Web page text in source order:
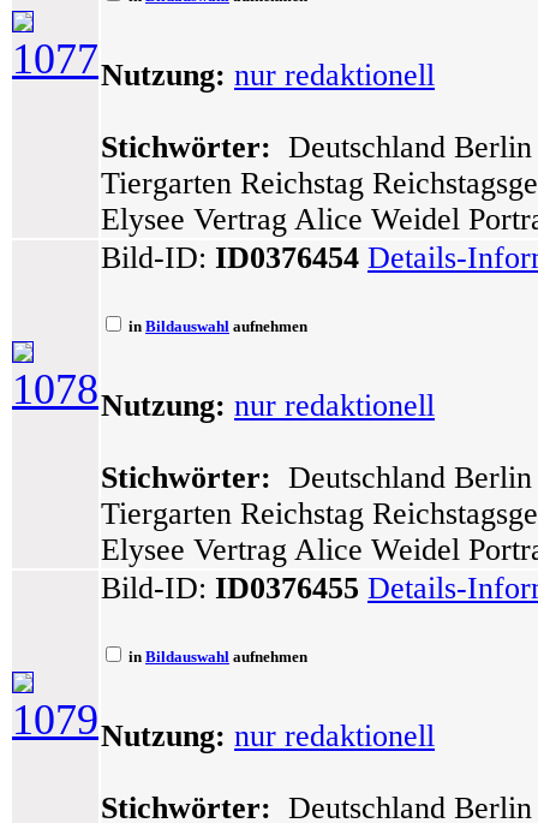
1077Nutzung: nur redaktionell
Stichwörter: Deutschland
Tiergarten Reichstag
Elysee Vertrag Alice Weidel
1078
Bild-ID: ID0376454 Details-
in Bildauswahl aufnehmen
Nutzung: nur redaktionell
Stichwörter: Deutschland
Tiergarten Reichstag
Elysee Vertrag Alice Weidel
1079
Bild-ID: ID0376455 Details-
in Bildauswahl aufnehmen
Nutzung: nur redaktionell
Stichwörter: Deutschland